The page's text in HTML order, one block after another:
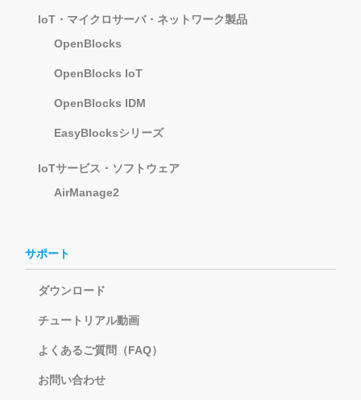
IoT・マイクロサーバ・ネットワーク製品
OpenBlocks
OpenBlocks IoT
OpenBlocks IDM
EasyBlocksシリーズ
IoTサービス・ソフトウェア
AirManage2
サポート
ダウンロード
チュートリアル動画
よくあるご質問（FAQ）
お問い合わせ